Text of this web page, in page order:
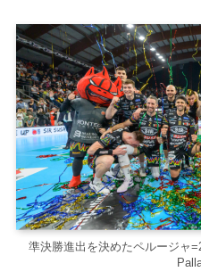
準決勝進出を決めたペルージャ